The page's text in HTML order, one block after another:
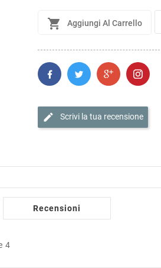
 Aggiungi Al Carrello
edit Scrivi la tua recensione
Recensioni
4